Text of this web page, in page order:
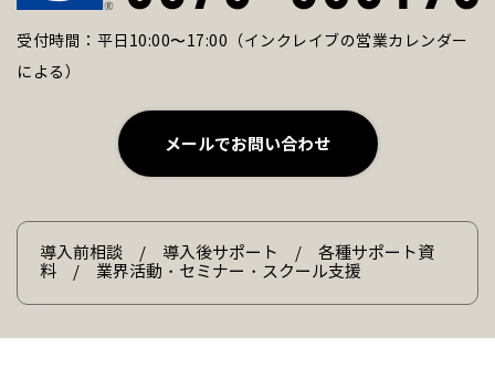
受付時間：平日10:00〜17:00（インクレイブの営業カレンダー
による）
メールでお問い合わせ
導入前相談 / 導入後サポート / 各種サポート資
料 / 業界活動・セミナー・スクール支援